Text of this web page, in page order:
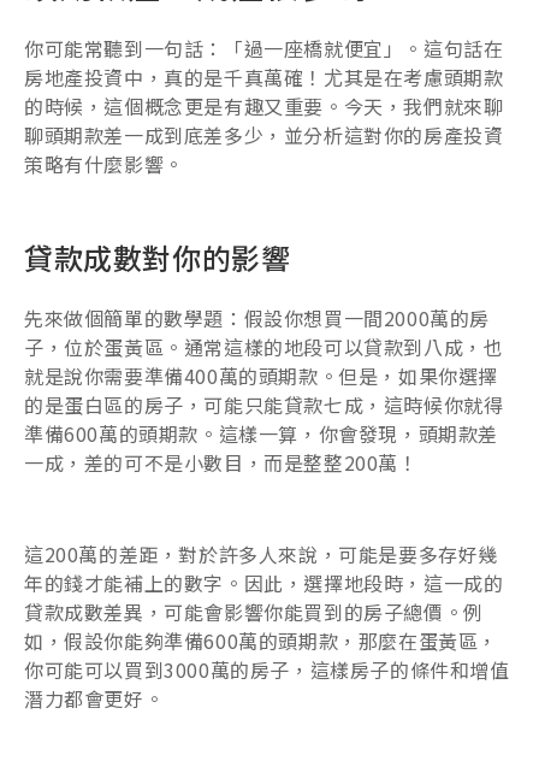
你可能常聽到一句話：「過一座橋就便宜」。這句話在
房地產投資中，真的是千真萬確！尤其是在考慮頭期款
的時候，這個概念更是有趣又重要。今天，我們就來聊
聊頭期款差一成到底差多少，並分析這對你的房產投資
策略有什麼影響。
貸款成數對你的影響
先來做個簡單的數學題：假設你想買一間2000萬的房
子，位於蛋黃區。通常這樣的地段可以貸款到八成，也
就是說你需要準備400萬的頭期款。但是，如果你選擇
的是蛋白區的房子，可能只能貸款七成，這時候你就得
準備600萬的頭期款。這樣一算，你會發現，頭期款差
一成，差的可不是小數目，而是整整200萬！
這200萬的差距，對於許多人來說，可能是要多存好幾
年的錢才能補上的數字。因此，選擇地段時，這一成的
貸款成數差異，可能會影響你能買到的房子總價。例
如，假設你能夠準備600萬的頭期款，那麼在蛋黃區，
你可能可以買到3000萬的房子，這樣房子的條件和增值
潛力都會更好。